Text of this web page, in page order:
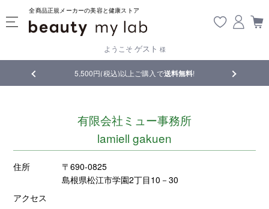
全商品正規メーカーの美容と健康ストア
ようこそ ゲスト 様
5,500円(税込)以上ご購入で送料無料! 【重要】
有限会社ミュー事務所
lamiell gakuen
住所
〒690-0825
島根県松江市学園2丁目10－30
アクセス